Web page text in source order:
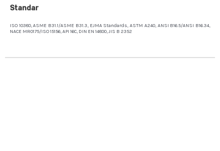
Standar
ISO 10380, ASME B31.1/ASME B31.3, EJMA Standards, ASTM A240, ANSI B16.5/ANSI B16.34,
NACE MR0175/ISO 15156, API 16C, DIN EN 14800, JIS B 2352